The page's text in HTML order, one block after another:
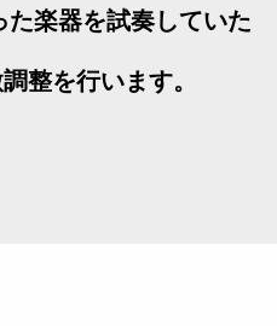
た楽器を試奏していた
整を行います。